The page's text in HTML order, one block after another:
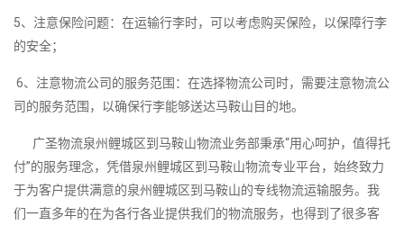
5、注意保险问题：在运输行李时，可以考虑购买保险，以保障行李
的安全；
6、注意物流公司的服务范围：在选择物流公司时，需要注意物流公
司的服务范围，以确保行李能够送达马鞍山目的地。
广圣物流泉州鲤城区到马鞍山物流业务部秉承“用心呵护，值得托
付”的服务理念，凭借泉州鲤城区到马鞍山物流专业平台，始终致力
于为客户提供满意的泉州鲤城区到马鞍山的专线物流运输服务。我
们一直多年的在为各行各业提供我们的物流服务，也得到了很多客